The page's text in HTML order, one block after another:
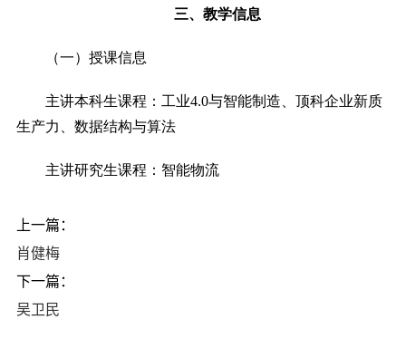
三、教学信息
（一）授课信息
主讲本科生课程：工业4.0与智能制造、顶科企业新质
生产力、数据结构与算法
主讲研究生课程：智能物流
上一篇：
肖健梅
下一篇：
吴卫民